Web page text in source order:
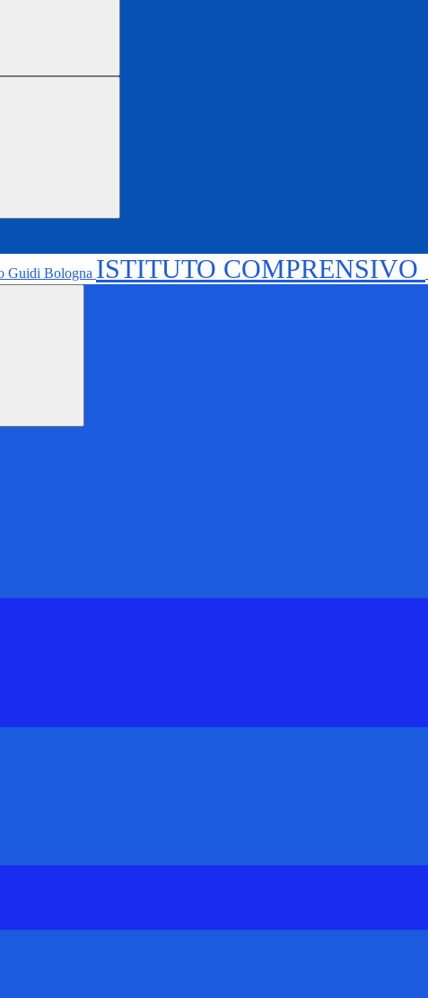
ISTITUTO COMPRENSIVO